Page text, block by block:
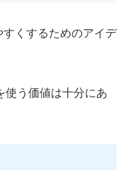
くするためのアイデ
使う価値は十分にあ